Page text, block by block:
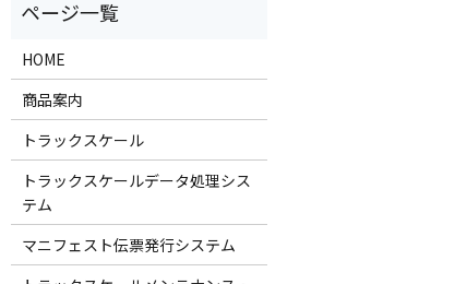
HOME
商品案内
トラックスケール
トラックスケールデータ処理シス
テム
マニフェスト伝票発行システム